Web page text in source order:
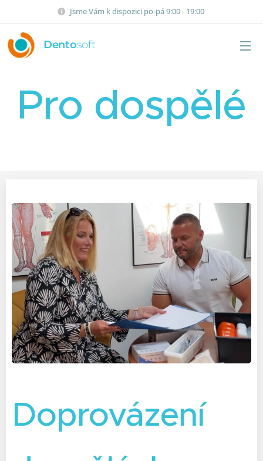
Jsme Vám k dispozici po-pá 9:00 - 19:00
Dentosoft
Pro dospělé
Doprovázení